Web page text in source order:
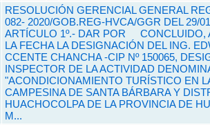
RESOLUCIÓN GERENCIAL GENERAL
082- 2020/GOB.REG-HVCA/GGR DEL 29/
ARTÍCULO 1º.- DAR POR
CONCLUIDO,
LA FECHA LA DESIGNACIÓN DEL ING.
CCENTE CHANCHA -CIP Nº 150065,
INSPECTOR DE LA ACTIVIDAD
"ACONDICIONAMIENTO TURÍSTICO EN
CAMPESINA DE SANTA BÁRBARA Y
HUACHOCOLPA DE LA PROVINCIA DE
M...